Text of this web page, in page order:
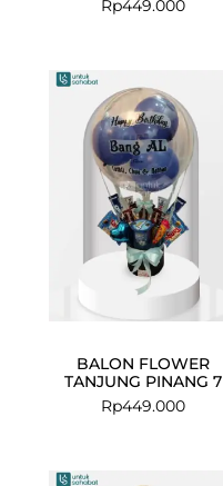
Rp449.000
BALON FLOWER
TANJUNG PINANG 7
Rp449.000